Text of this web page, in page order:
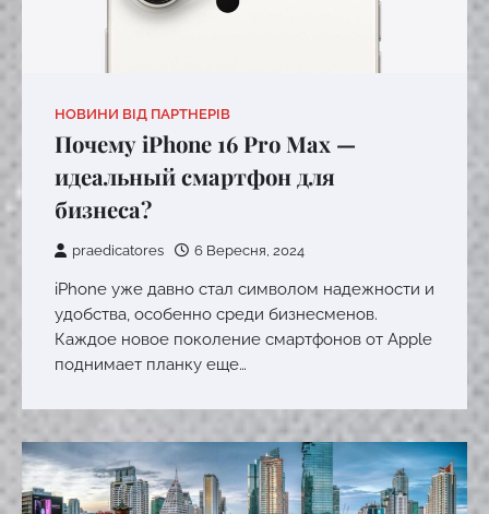
НОВИНИ ВІД ПАРТНЕРІВ
Почему iPhone 16 Pro Max —
идеальный смартфон для
бизнеса?
praedicatores 6 Вересня, 2024
iPhone уже давно стал символом надежности и
удобства, особенно среди бизнесменов.
Каждое новое поколение смартфонов от Apple
поднимает планку еще…